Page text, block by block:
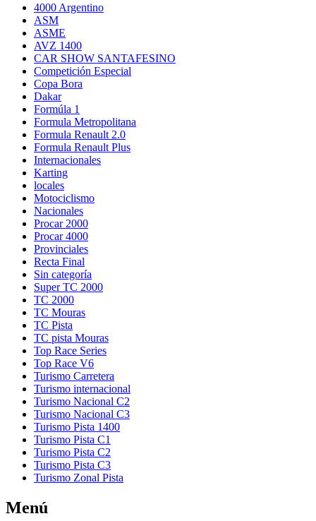
4000 Argentino
ASM
ASME
AVZ 1400
CAR SHOW SANTAFESINO
Competición Especial
Copa Bora
Dakar
Formúla 1
Formula Metropolitana
Formula Renault 2.0
Formula Renault Plus
Internacionales
Karting
locales
Motociclismo
Nacionales
Procar 2000
Procar 4000
Provinciales
Recta Final
Sin categoría
Super TC 2000
TC 2000
TC Mouras
TC Pista
TC pista Mouras
Top Race Series
Turismo Carretera
Turismo internacional
Turismo Nacional C2
Turismo Nacional C3
Turismo Pista 1400
Turismo Pista C1
Turismo Pista C2
Turismo Pista C3
Turismo Zonal Pista
Menú